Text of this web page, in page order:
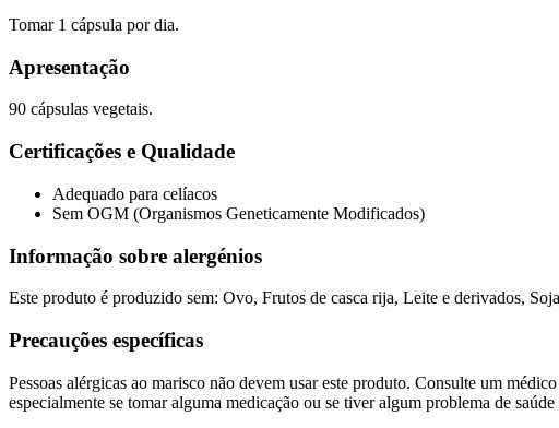
Tomar 1 cápsula por dia.
Apresentação
90 cápsulas vegetais.
Certificações e Qualidade
Adequado para celíacos
Sem OGM (Organismos Geneticamente Modificados)
Informação sobre alergénios
Este produto é produzido sem: Ovo, Frutos de casca rija, Leite e derivados,
Precauções específicas
Pessoas alérgicas ao marisco não devem usar este produto. Consulte um
especialmente se tomar alguma medicação ou se tiver algum problema de